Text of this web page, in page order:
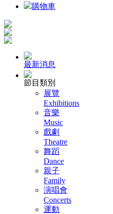
購物車
最新消息
節目類別
展覽
Exhibitions
音樂
Music
戲劇
Theatre
舞蹈
Dance
親子
Family
演唱會
Concerts
運動